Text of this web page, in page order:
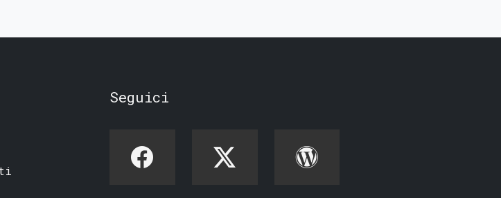
Seguici